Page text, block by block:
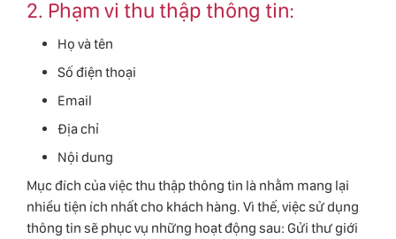
2. Phạm vi thu thập thông tin:
Họ và tên
Số điện thoại
Email
Địa chỉ
Nội dung
Mục đích của việc thu thập thông tin là nhằm mang lại
nhiều tiện ích nhất cho khách hàng. Vì thế, việc sử dụng
thông tin sẽ phục vụ những hoạt động sau: Gửi thư giới